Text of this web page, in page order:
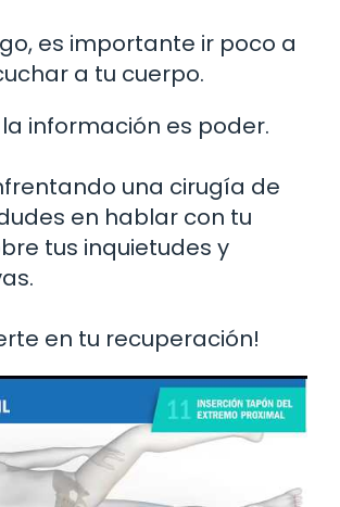
es importante ir poco a
a tu cuerpo.
información es poder.
una cirugía de
en hablar con tu
tus inquietudes y
en tu recuperación!